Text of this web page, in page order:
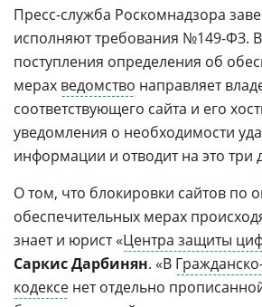
Пресс-служба Роскомнадзора
исполняют требования №149-ФЗ.
поступления определения об
мерах ведомство направляет
соответствующего сайта и его
уведомления о необходимости
информации и отводит на это три
О том, что блокировки сайтов по
обеспечительных мерах
знает и юрист «Центра защиты
Саркис Дарбинян. «В
кодексе нет отдельно